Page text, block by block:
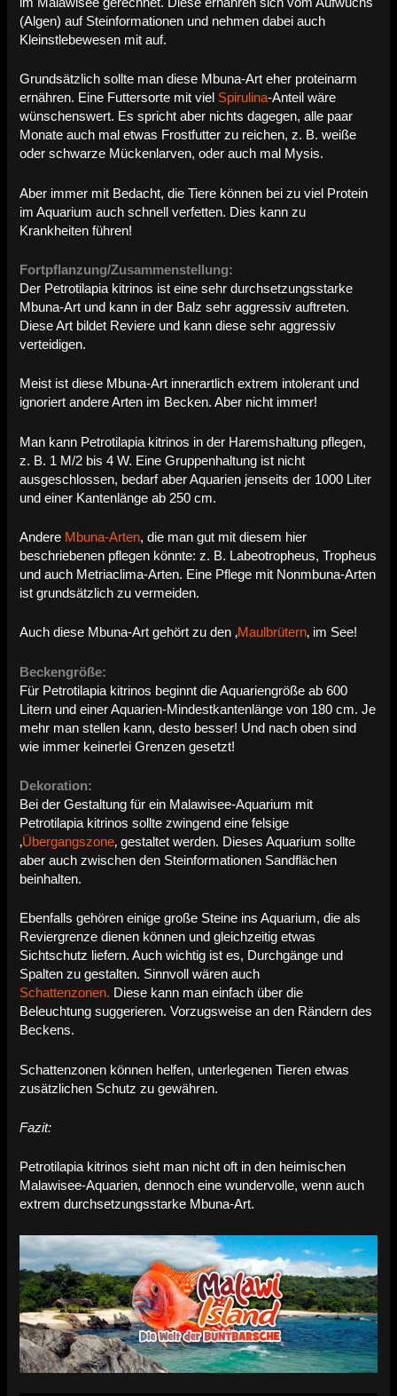
(Algen) auf Steinformationen und nehmen dabei auch
Kleinstlebewesen mit auf.
Grundsätzlich sollte man diese Mbuna-Art eher proteinarm
ernähren. Eine Futtersorte mit viel Spirulina-Anteil wäre
wünschenswert. Es spricht aber nichts dagegen, alle paar
Monate auch mal etwas Frostfutter zu reichen, z. B. weiße
oder schwarze Mückenlarven, oder auch mal Mysis.
Aber immer mit Bedacht, die Tiere können bei zu viel Protein
im Aquarium auch schnell verfetten. Dies kann zu
Krankheiten führen!
Fortpflanzung/Zusammenstellung:
Der Petrotilapia kitrinos ist eine sehr durchsetzungsstarke
Mbuna-Art und kann in der Balz sehr aggressiv auftreten.
Diese Art bildet Reviere und kann diese sehr aggressiv
verteidigen.
Meist ist diese Mbuna-Art innerartlich extrem intolerant und
ignoriert andere Arten im Becken. Aber nicht immer!
Man kann Petrotilapia kitrinos in der Haremshaltung pflegen,
z. B. 1 M/2 bis 4 W. Eine Gruppenhaltung ist nicht
ausgeschlossen, bedarf aber Aquarien jenseits der 1000 Liter
und einer Kantenlänge ab 250 cm.
Andere Mbuna-Arten, die man gut mit diesem hier
beschriebenen pflegen könnte: z. B. Labeotropheus, Tropheus
und auch Metriaclima-Arten. Eine Pflege mit Nonmbuna-Arten
ist grundsätzlich zu vermeiden.
Auch diese Mbuna-Art gehört zu den ‚Maulbrütern‚ im See!
Beckengröße:
Für Petrotilapia kitrinos beginnt die Aquariengröße ab 600
Litern und einer Aquarien-Mindestkantenlänge von 180 cm. Je
mehr man stellen kann, desto besser! Und nach oben sind
wie immer keinerlei Grenzen gesetzt!
Dekoration:
Bei der Gestaltung für ein Malawisee-Aquarium mit
Petrotilapia kitrinos sollte zwingend eine felsige
‚Übergangszone‚ gestaltet werden. Dieses Aquarium sollte
aber auch zwischen den Steinformationen Sandflächen
beinhalten.
Ebenfalls gehören einige große Steine ins Aquarium, die als
Reviergrenze dienen können und gleichzeitig etwas
Sichtschutz liefern. Auch wichtig ist es, Durchgänge und
Spalten zu gestalten. Sinnvoll wären auch
Schattenzonen. Diese kann man einfach über die
Beleuchtung suggerieren. Vorzugsweise an den Rändern des
Beckens.
Schattenzonen können helfen, unterlegenen Tieren etwas
zusätzlichen Schutz zu gewähren.
Fazit:
Petrotilapia kitrinos sieht man nicht oft in den heimischen
Malawisee-Aquarien, dennoch eine wundervolle, wenn auch
extrem durchsetzungsstarke Mbuna-Art.